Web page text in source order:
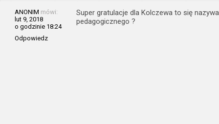
ANONIM mówi:
lut 9, 2018
o godzinie 18:24
Odpowiedz
Super gratulacje dla Kolczewa to się
pedagogicznego ?